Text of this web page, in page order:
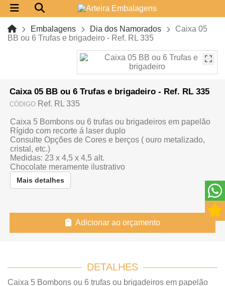
Embalagens Dia dos Namorados
Caixa 05
BB ou 6 Trufas e brigadeiro - Ref. RL 335
Caixa 05 BB ou 6 Trufas e brigadeiro - Ref. RL 335
CÓDIGO Ref. RL 335
Caixa 5 Bombons ou 6 trufas ou brigadeiros em papelão
Rígido com recorte á laser duplo
Consulte Opções de Cores e berços ( ouro metalizado,
cristal, etc.)
Medidas: 23 x 4,5 x 4,5 alt.
Chocolate meramente ilustrativo
Mais detalhes
Adicionar ao orçamento
DETALHES
Caixa 5 Bombons ou 6 trufas ou brigadeiros em papelão